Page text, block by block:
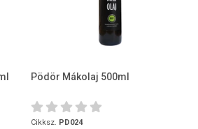
Pödör Mákolaj 500ml
Cikksz. PD024